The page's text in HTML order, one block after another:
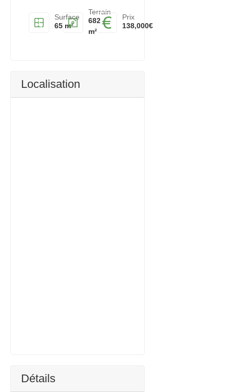
Surface
65 m²
Terrain
682
m²
Prix
138,000€
Localisation
Détails